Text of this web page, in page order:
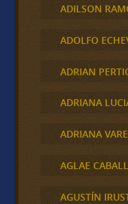
ADILSON
ADOLFO
ADRIAN
ADRIANA
ADRIANA
AGLAE
AGUSTÍN